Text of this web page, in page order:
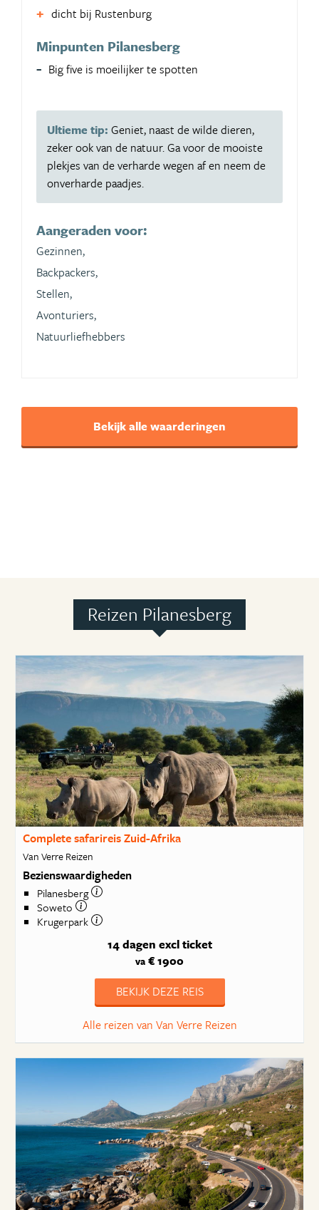
dicht bij Rustenburg
Minpunten Pilanesberg
Big five is moeilijker te spotten
Ultieme tip: Geniet, naast de wilde dieren,
zeker ook van de natuur. Ga voor de mooiste
plekjes van de verharde wegen af en neem de
onverharde paadjes.
Aangeraden voor:
Gezinnen,
Backpackers,
Stellen,
Avonturiers,
Natuurliefhebbers
Bekijk alle waarderingen
Reizen Pilanesberg
Complete safarireis Zuid-Afrika
Van Verre Reizen
Bezienswaardigheden
Pilanesberg
Soweto
Krugerpark
14 dagen excl ticket
va € 1900
BEKIJK DEZE REIS
Alle reizen van Van Verre Reizen